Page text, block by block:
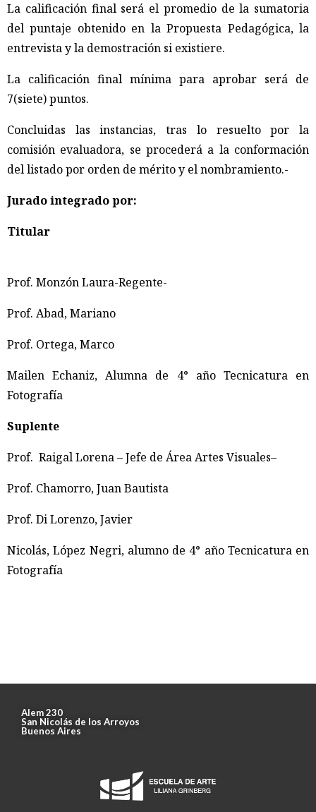
La calificación final será el promedio de la sumatoria
del puntaje obtenido en la Propuesta Pedagógica, la
entrevista y la demostración si existiere.
La calificación final mínima para aprobar será de
7(siete) puntos.
Concluidas las instancias, tras lo resuelto por la
comisión evaluadora, se procederá a la conformación
del listado por orden de mérito y el nombramiento.-
Jurado integrado por:
Titular
Prof. Monzón Laura-Regente-
Prof. Abad, Mariano
Prof. Ortega, Marco
Mailen Echaniz, Alumna de 4° año Tecnicatura en
Fotografía
Suplente
Prof. Raigal Lorena – Jefe de Área Artes Visuales–
Prof. Chamorro, Juan Bautista
Prof. Di Lorenzo, Javier
Nicolás, López Negri, alumno de 4° año Tecnicatura en
Fotografía
Alem 230
San Nicolás de los Arroyos
Buenos Aires